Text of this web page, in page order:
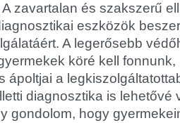
zavartalan és szakszerű
eszközök
A legerősebb
köré kell
ápoltjai a
diagnosztika is lehetővé
gondolom, hogy